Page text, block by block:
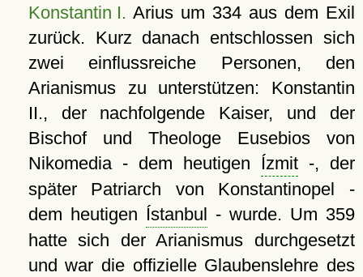
Konstantin I. Arius um 334 aus dem Exil
zurück. Kurz danach entschlossen sich
zwei einflussreiche Personen, den
Arianismus zu unterstützen: Konstantin
II., der nachfolgende Kaiser, und der
Bischof und Theologe Eusebios von
Nikomedia - dem heutigen Ízmit-, der
später Patriarch von Konstantinopel -
dem heutigen Ístanbul - wurde. Um 359
hatte sich der Arianismus durchgesetzt
und war die offizielle Glaubenslehre des